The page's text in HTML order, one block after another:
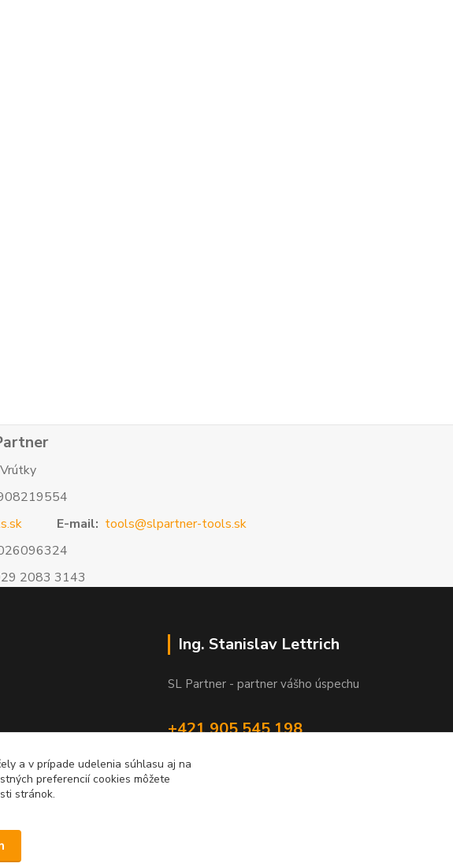
E-mail: tools@slpartner-tools.sk
2083 3143
Ing. Stanislav Lettrich
SL Partner - partner vášho úspechu
+421 905 545 198
a v prípade udelenia súhlasu aj na
preferencií cookies môžete
stránok.